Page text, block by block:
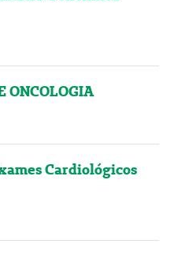
ONCOLOGIA
Cardiológicos